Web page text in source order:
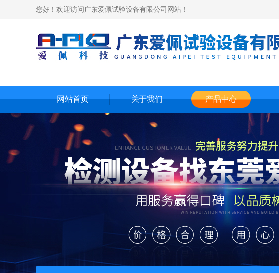
您好！欢迎访问广东爱佩试验设备有限公司网站！
网站首页 关于我们 产品中心